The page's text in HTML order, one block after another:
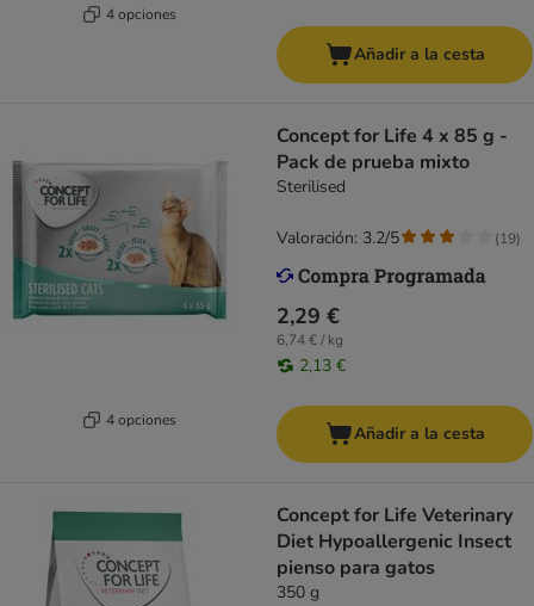
4 opciones
Añadir a la cesta
4 opciones
Concept for Life 4 x 85 g -
Pack de prueba mixto
Sterilised
2,29 €
6,74 € / kg
2,13 €
Valoración: 3.2/5 (19)
Añadir a la cesta
Concept for Life Veterinary
Diet Hypoallergenic Insect
pienso para gatos
350 g